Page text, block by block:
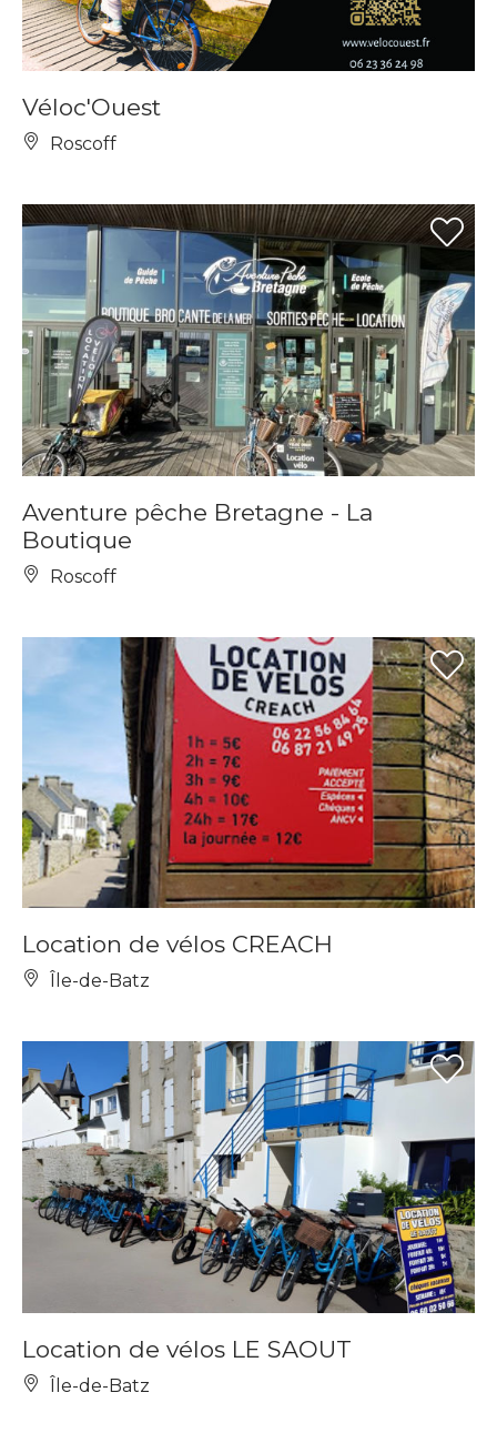
Véloc'Ouest
Roscoff
Aventure pêche Bretagne - La
Boutique
Roscoff
Location de vélos CREACH
Île-de-Batz
Location de vélos LE SAOUT
Île-de-Batz